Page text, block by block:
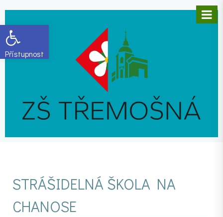
Open toolbar
STRÁŠIDELNÁ ŠKOLA NA
CHANOSE